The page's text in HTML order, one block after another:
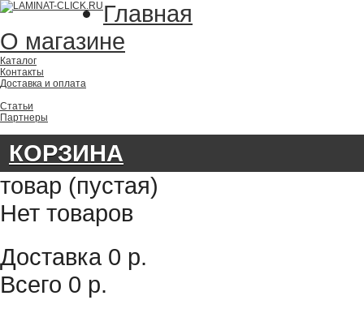
Главная
О магазине
Каталог
Контакты
Доставка и оплата
Статьи
Партнеры
КОРЗИНА
товар (пустая)
Нет товаров
Доставка 0 р.
Всего 0 р.